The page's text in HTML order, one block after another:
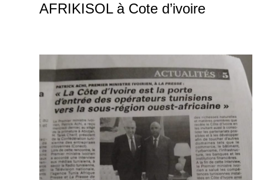
AFRIKISOL à Cote d’ivoire